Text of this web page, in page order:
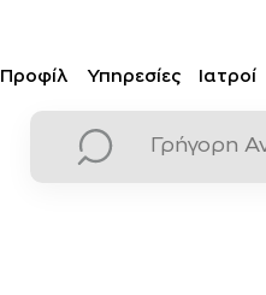
Προφίλ Υπηρεσίες Ιατροί